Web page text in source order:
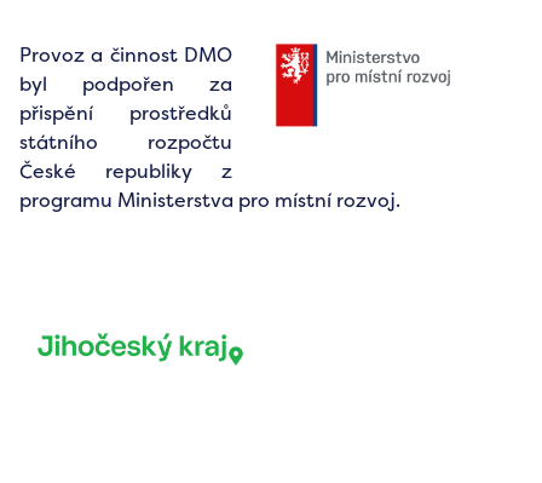
Provoz a činnost DMO
byl podpořen za
přispění prostředků
státního rozpočtu
České republiky z
programu Ministerstva pro místní rozvoj.